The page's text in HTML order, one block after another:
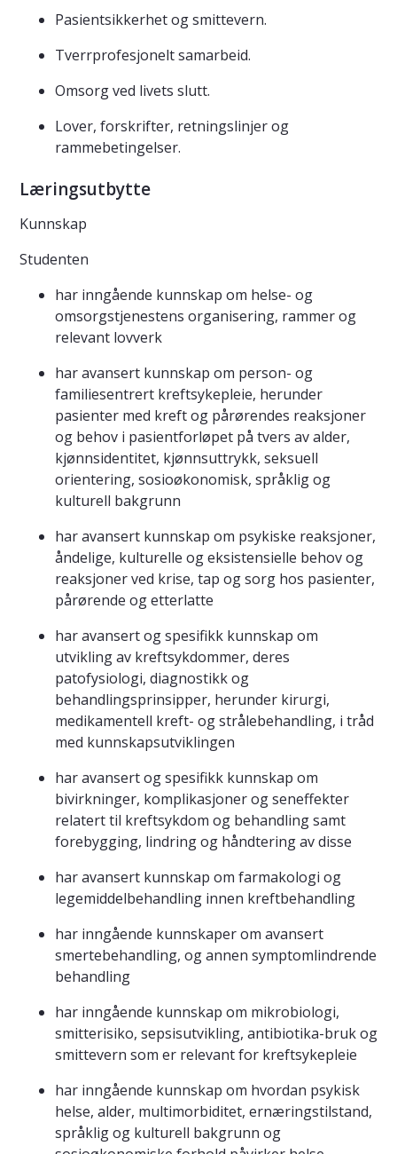
Pasientsikkerhet og smittevern.
Tverrprofesjonelt samarbeid.
Omsorg ved livets slutt.
Lover, forskrifter, retningslinjer og
rammebetingelser.
Læringsutbytte
Kunnskap
Studenten
har inngående kunnskap om helse- og
omsorgstjenestens organisering, rammer og
relevant lovverk
har avansert kunnskap om person- og
familiesentrert kreftsykepleie, herunder
pasienter med kreft og pårørendes reaksjoner
og behov i pasientforløpet på tvers av alder,
kjønnsidentitet, kjønnsuttrykk, seksuell
orientering, sosioøkonomisk, språklig og
kulturell bakgrunn
har avansert kunnskap om psykiske reaksjoner,
åndelige, kulturelle og eksistensielle behov og
reaksjoner ved krise, tap og sorg hos pasienter,
pårørende og etterlatte
har avansert og spesifikk kunnskap om
utvikling av kreftsykdommer, deres
patofysiologi, diagnostikk og
behandlingsprinsipper, herunder kirurgi,
medikamentell kreft- og strålebehandling, i tråd
med kunnskapsutviklingen
har avansert og spesifikk kunnskap om
bivirkninger, komplikasjoner og seneffekter
relatert til kreftsykdom og behandling samt
forebygging, lindring og håndtering av disse
har avansert kunnskap om farmakologi og
legemiddelbehandling innen kreftbehandling
har inngående kunnskaper om avansert
smertebehandling, og annen symptomlindrende
behandling
har inngående kunnskap om mikrobiologi,
smitterisiko, sepsisutvikling, antibiotika-bruk og
smittevern som er relevant for kreftsykepleie
har inngående kunnskap om hvordan psykisk
helse, alder, multimorbiditet, ernæringstilstand,
språklig og kulturell bakgrunn og